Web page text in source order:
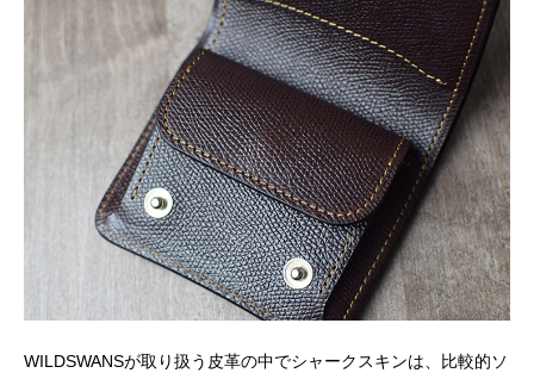
WILDSWANSが取り扱う皮革の中でシャークスキンは、比較的ソ